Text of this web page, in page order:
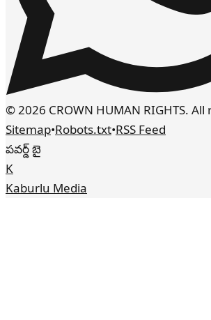
© 2026 CROWN HUMAN RIGHTS.
Sitemap•Robots.txt•RSS Feed
పవర్డ్ బై
K
Kaburlu Media